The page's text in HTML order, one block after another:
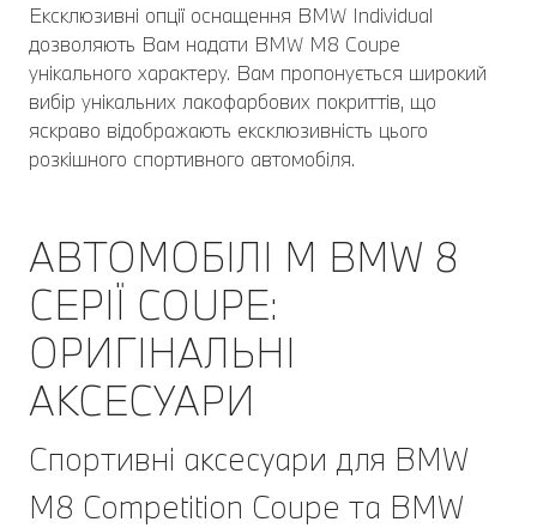
Ексклюзивні опції оснащення BMW Individual
дозволяють Вам надати BMW M8 Coupe
унікального характеру. Вам пропонується широкий
вибір унікальних лакофарбових покриттів, що
яскраво відображають ексклюзивність цього
розкішного спортивного автомобіля.
АВТОМОБІЛІ M BMW 8
СЕРІЇ COUPE:
ОРИГІНАЛЬНІ
АКСЕСУАРИ
Спортивні аксесуари для BMW
M8 Competition Coupe та BMW